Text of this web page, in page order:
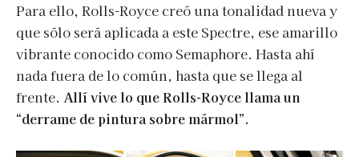
Para ello, Rolls-Royce creó una tonalidad nueva y
que sólo será aplicada a este Spectre, ese amarillo
vibrante conocido como Semaphore. Hasta ahí
nada fuera de lo común, hasta que se llega al
frente. Allí vive lo que Rolls-Royce llama un
“derrame de pintura sobre mármol”.